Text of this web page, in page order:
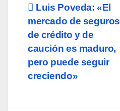
Navegación
de
entradas
Luis Poveda: «El
mercado de seguros
de crédito y de
caución es maduro,
pero puede seguir
creciendo»